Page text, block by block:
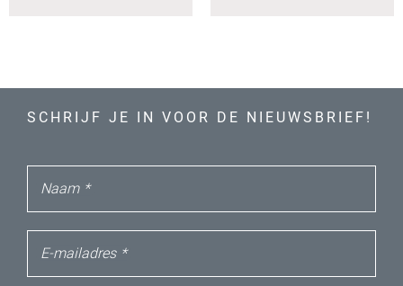
SCHRIJF JE IN VOOR DE NIEUWSBRIEF!
Naam *
E-mailadres *